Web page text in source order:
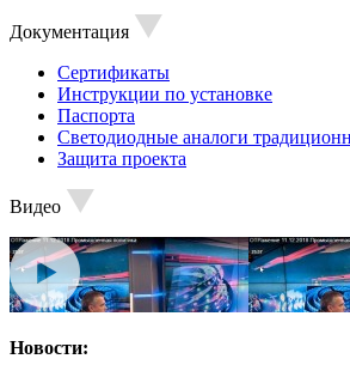
Документация
Сертификаты
Инструкции по установке
Паспорта
Светодиодные аналоги
Защита проекта
Видео
Новости: